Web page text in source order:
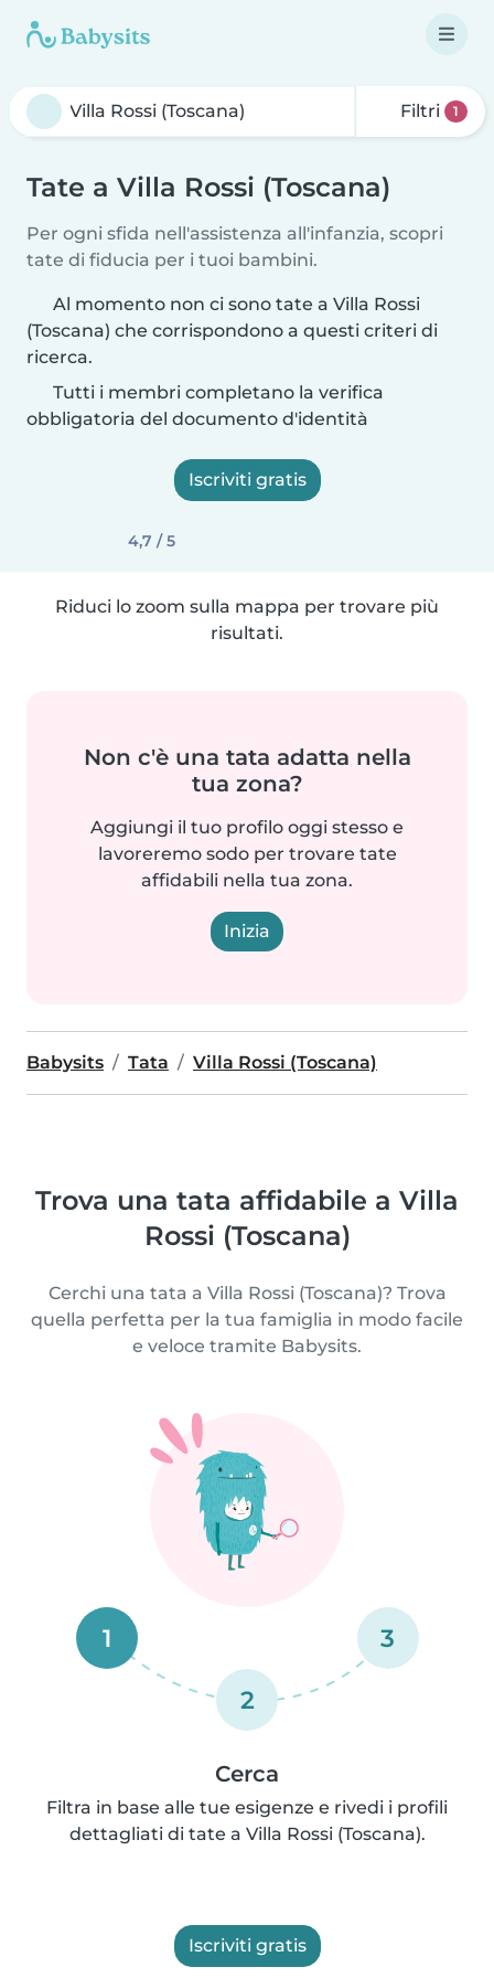
Filtri 1
Tate a Villa Rossi (Toscana)
Per ogni sfida nell'assistenza all'infanzia, scopri
tate di fiducia per i tuoi bambini.
Al momento non ci sono tate a Villa Rossi
(Toscana) che corrispondono a questi criteri di
ricerca.
Tutti i membri completano la verifica
obbligatoria del documento d'identità
Iscriviti gratis
4,7 / 5
Riduci lo zoom sulla mappa per trovare più
risultati.
Non c'è una tata adatta nella
tua zona?
Aggiungi il tuo profilo oggi stesso e
lavoreremo sodo per trovare tate
affidabili nella tua zona.
Inizia
Babysits Tata Villa Rossi (Toscana)
Trova una tata affidabile a Villa
Rossi (Toscana)
Cerchi una tata a Villa Rossi (Toscana)? Trova
quella perfetta per la tua famiglia in modo facile
e veloce tramite Babysits.
1
2
3
Cerca
Filtra in base alle tue esigenze e rivedi i profili
dettagliati di tate a Villa Rossi (Toscana).
Iscriviti gratis